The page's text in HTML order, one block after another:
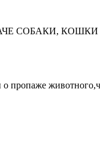
СОБАКИ,
о пропаже